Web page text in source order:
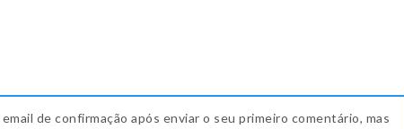
de confirmação após enviar o seu primeiro comentário, mas